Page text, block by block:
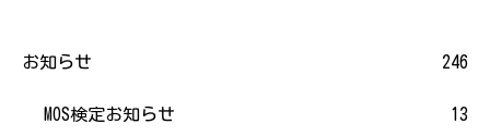
お知らせ 246
MOS検定お知らせ 13